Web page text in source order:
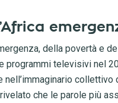
della povertà e
programmi televisivi nel
collettivo
che le parole più